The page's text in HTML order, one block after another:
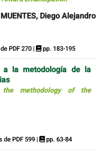
Diego Alejandro
PDF 270 | pp. 183-195
a la metodología de la
the methodology of the
de PDF 599 | pp. 63-84